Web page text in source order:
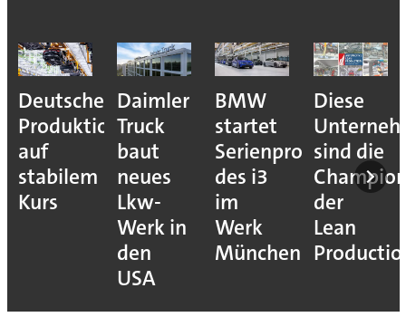
Daimler
Truck
baut
neues
Lkw-
BMW
startet
Serienproduktion
des i3
im
Werk
München
Diese
Unternehmen
sind die
Champions
der
Lean
Production
Puebla
macht
sich
bereit
für den
VW
Golf